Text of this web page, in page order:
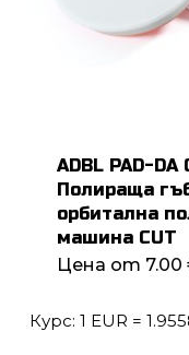
ADBL PAD-DA
Полираща
орбитална
машина CUT
Цена от 7.00
Курс: 1 EUR =